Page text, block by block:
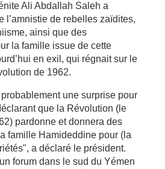
Ali Abdallah Saleh a
l’amnistie de rebelles zaïdites,
ainsi que des
la famille issue de cette
en exil, qui régnait sur le
de 1962.
une surprise pour
que la Révolution (le
pardonne et donnera des
famille Hamideddine pour (la
a déclaré le président.
forum dans le sud du Yémen